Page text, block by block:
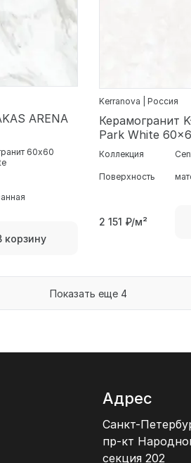
ARENA
60x60
корзину
Kerranova | Россия
Керамогранит
Park White
Коллекция
Поверхность
2 151 ₽/м²
Показать еще 4
Адрес
Санкт-
пр-кт
секция 202